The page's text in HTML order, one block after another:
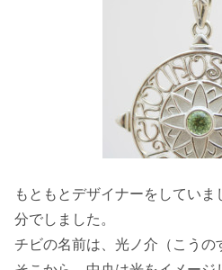
もともとデザイナーをしてい
分でしました。
チビの名前は、光ノ介（こうの